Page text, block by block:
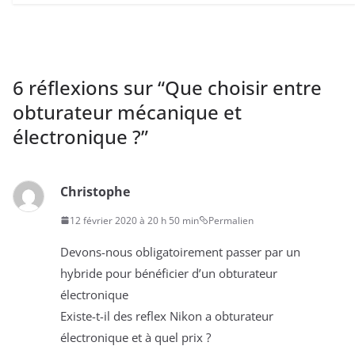
6 réflexions sur “Que choisir entre
obturateur mécanique et
électronique ?”
Christophe
12 février 2020 à 20 h 50 min Permalien
Devons-nous obligatoirement passer par un
hybride pour bénéficier d’un obturateur
électronique
Existe-t-il des reflex Nikon a obturateur
électronique et à quel prix ?